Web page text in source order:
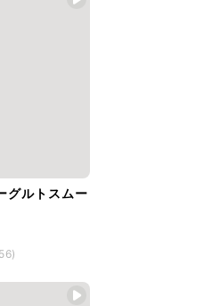
グルトスムー